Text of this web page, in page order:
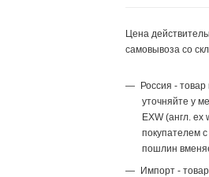
Цена
самовывоза со
Россия -
уточняйте у
EXW (англ.
покупателем
пошлин
Импорт -